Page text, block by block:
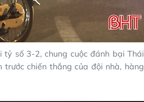
số 3-2, chung cuộc đánh bại Thái
chiến thắng của đội nhà, hàng